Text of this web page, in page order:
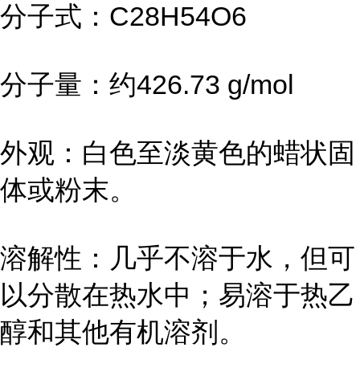
分子式：C28H54O6
分子量：约426.73 g/mol
外观：白色至淡黄色的蜡状固
体或粉末。
溶解性：几乎不溶于水，但可
以分散在热水中；易溶于热乙
醇和其他有机溶剂。